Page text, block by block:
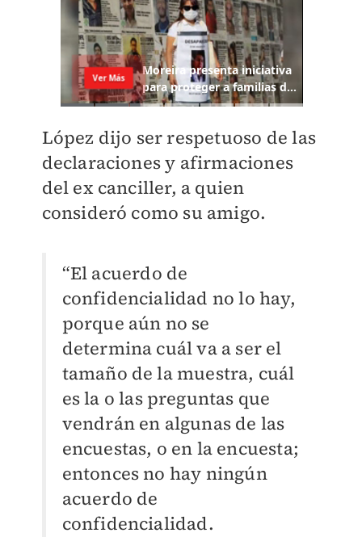
López dijo ser respetuoso de las
declaraciones y afirmaciones
del ex canciller, a quien
consideró como su amigo.
“El acuerdo de
confidencialidad no lo hay,
porque aún no se
determina cuál va a ser el
tamaño de la muestra, cuál
es la o las preguntas que
vendrán en algunas de las
encuestas, o en la encuesta;
entonces no hay ningún
acuerdo de
confidencialidad.